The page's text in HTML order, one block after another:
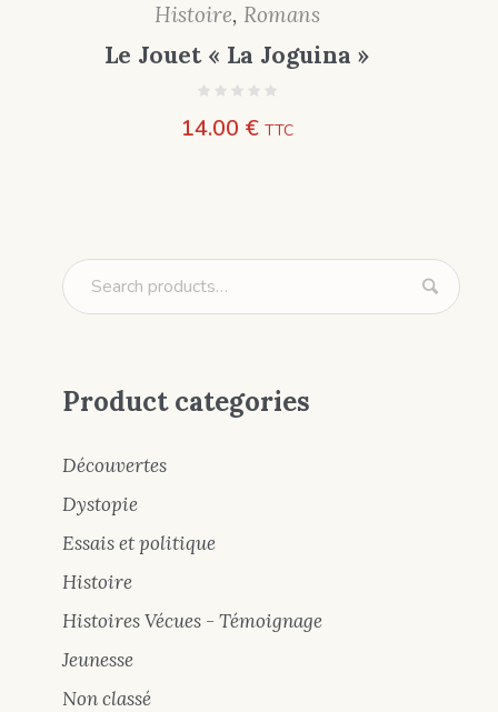
Histoire, Romans
Le Jouet « La Joguina »
14.00 € TTC
Product categories
Découvertes
Dystopie
Essais et politique
Histoire
Histoires Vécues - Témoignage
Jeunesse
Non classé